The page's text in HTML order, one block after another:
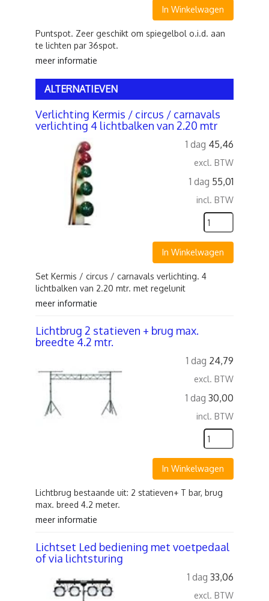
In Winkelwagen
Puntspot. Zeer geschikt om spiegelbol o.i.d. aan
te lichten par 36spot.
meer informatie
ALTERNATIEVEN
Verlichting Kermis / circus / carnavals
verlichting 4 lichtbalken van 2.20 mtr
1 dag 45,46
excl. BTW
1 dag 55,01
incl. BTW
In Winkelwagen
Set Kermis / circus / carnavals verlichting. 4
lichtbalken van 2.20 mtr. met regelunit
meer informatie
Lichtbrug 2 statieven + brug max.
breedte 4.2 mtr.
1 dag 24,79
excl. BTW
1 dag 30,00
incl. BTW
In Winkelwagen
Lichtbrug bestaande uit: 2 statieven+ T bar, brug
max. breed 4.2 meter.
meer informatie
Lichtset Led bediening met voetpedaal
of via lichtsturing
1 dag 33,06
excl. BTW